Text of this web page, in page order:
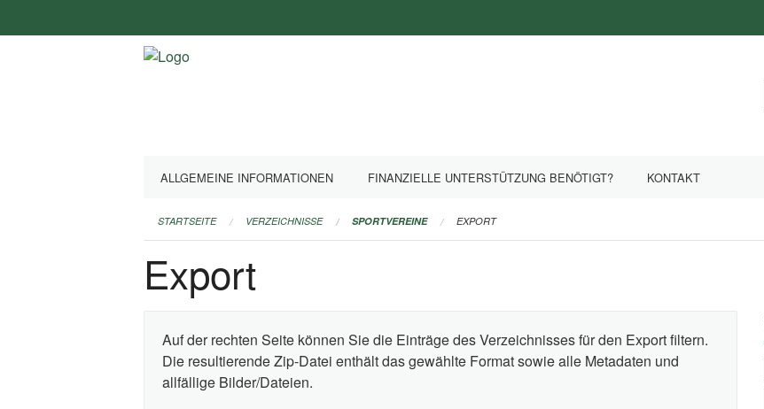
überspringen
ALLGEMEINE INFORMATIONEN FINANZIELLE UNTERSTÜTZUNG BENÖTIGT? KONTAKT
STARTSEITE VERZEICHNISSE SPORTVEREINE EXPORT
Export
Auf der rechten Seite können Sie die Einträge des Verzeichnisses für den Export filtern.
Die resultierende Zip-Datei enthält das gewählte Format sowie alle Metadaten und
allfällige Bilder/Dateien.